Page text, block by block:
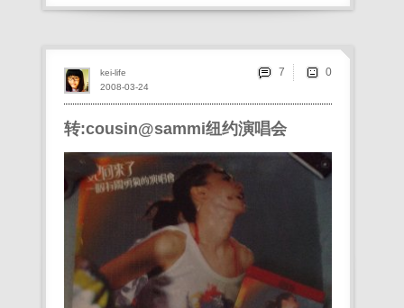
转:cousin@sammi纽约演唱会
2008-03-24
kei-life 7